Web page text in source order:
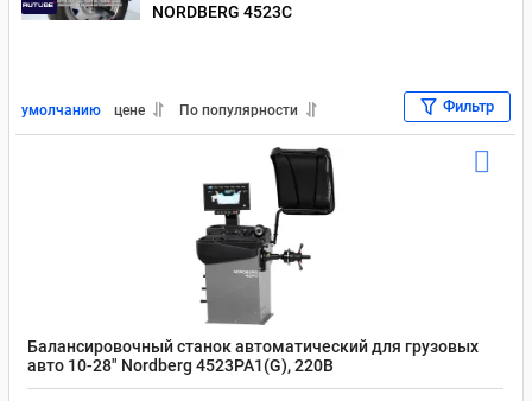
NORDBERG 4523C
умолчанию цене По популярности Фильтр
Балансировочный станок автоматический для грузовых
авто 10-28" Nordberg 4523PA1(G), 220В